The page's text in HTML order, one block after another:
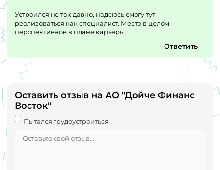
Устроился не так давно, надеюсь смогу тут
реализоваться как специалист. Место в целом
перспективное в плане карьеры.
Ответить
Оставить отзыв на АО "Дойче Финанс
Восток"
Пытался трудоустроиться